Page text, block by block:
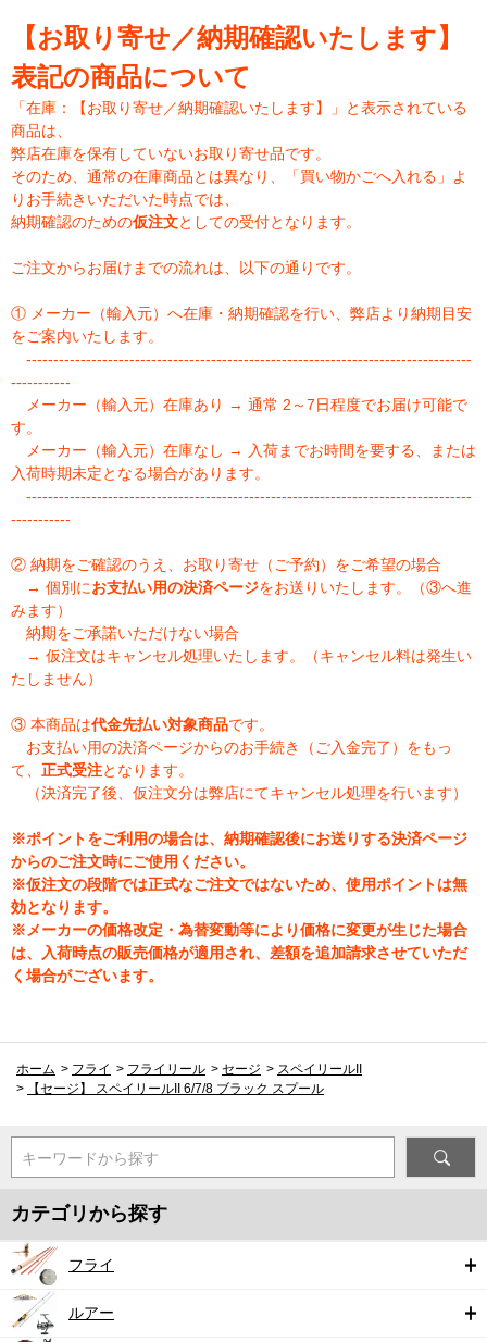
【お取り寄せ／納期確認いたします】
表記の商品について
「在庫：【お取り寄せ／納期確認いたします】」と表示されている
商品は、
弊店在庫を保有していないお取り寄せ品です。
そのため、通常の在庫商品とは異なり、「買い物かごへ入れる」よ
りお手続きいただいた時点では、
納期確認のための仮注文としての受付となります。
ご注文からお届けまでの流れは、以下の通りです。
① メーカー（輸入元）へ在庫・納期確認を行い、弊店より納期目安
をご案内いたします。
----------------------------------------------------------------------------------
-----------
メーカー（輸入元）在庫あり → 通常 2～7日程度でお届け可能で
す。
メーカー（輸入元）在庫なし → 入荷までお時間を要する、または
入荷時期未定となる場合があります。
----------------------------------------------------------------------------------
-----------
② 納期をご確認のうえ、お取り寄せ（ご予約）をご希望の場合
→ 個別にお支払い用の決済ページをお送りいたします。（③へ進
みます）
納期をご承諾いただけない場合
→ 仮注文はキャンセル処理いたします。（キャンセル料は発生い
たしません）
③ 本商品は代金先払い対象商品です。
お支払い用の決済ページからのお手続き（ご入金完了）をもっ
て、 正式受注となります。
（決済完了後、仮注文分は弊店にてキャンセル処理を行います）
※ポイントをご利用の場合は、納期確認後にお送りする決済ページ
からのご注文時にご使用ください。
※仮注文の段階では正式なご注文ではないため、使用ポイントは無
効となります。
※メーカーの価格改定・為替変動等により価格に変更が生じた場合
は、入荷時点の販売価格が適用され、差額を追加請求させていただ
く場合がございます。
ホーム > フライ > フライリール > セージ > スペイリールII
>
【セージ】 スペイリールII 6/7/8 ブラック スプール
キーワードから探す
カテゴリから探す
フライ
ルアー